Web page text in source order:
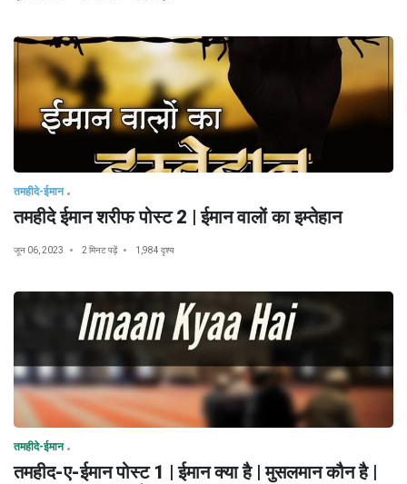
तमहीदे-ईमान
तमहीदे ईमान शरीफ पोस्ट 2 | ईमान वालों का इम्तेहान
जून 06, 2023 2 मिनट पढ़ें 1,984 दृश्य
तमहीदे-ईमान
तमहीद-ए-ईमान पोस्ट 1 | ईमान क्या है | मुसलमान कौन है |